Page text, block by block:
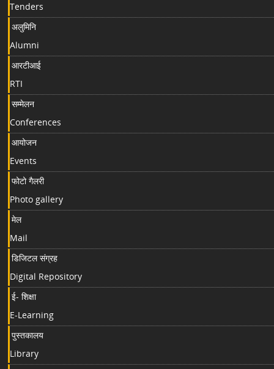
Tenders
अलुमिनि
Alumni
आरटीआई
RTI
सम्मेलन
Conferences
आयोजन
Events
फोटो गैलरी
Photo gallery
मेल
Mail
डिजिटल संग्रह
Digital Repository
ई- शिक्षा
E-Learning
पुस्तकालय
Library